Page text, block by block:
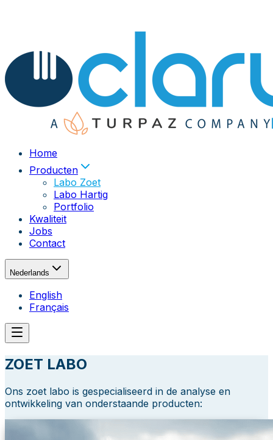
Home
Producten
Labo Zoet
Labo Hartig
Portfolio
Kwaliteit
Jobs
Contact
Nederlands
English
Français
ZOET LABO
Ons zoet labo is gespecialiseerd in de analyse en
ontwikkeling van onderstaande producten: